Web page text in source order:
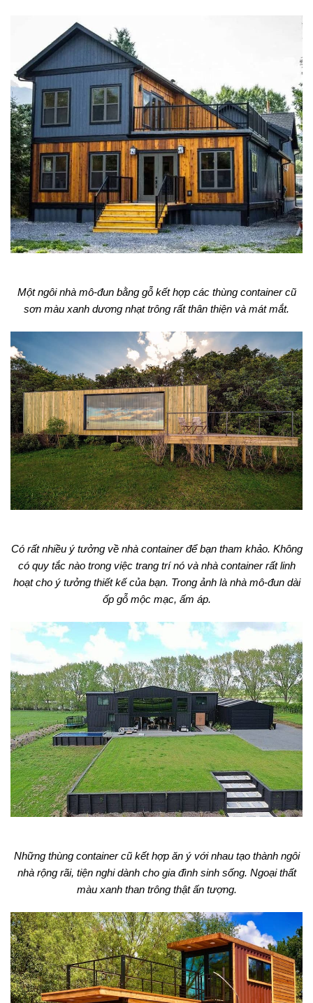
Một ngôi nhà mô-đun bằng gỗ kết hợp các thùng container cũ
sơn màu xanh dương nhạt trông rất thân thiện và mát mắt.
Có rất nhiều ý tưởng về nhà container để bạn tham khảo. Không
có quy tắc nào trong việc trang trí nó và nhà container rất linh
hoạt cho ý tưởng thiết kế của bạn. Trong ảnh là nhà mô-đun dài
ốp gỗ mộc mạc, ấm áp.
Những thùng container cũ kết hợp ăn ý với nhau tạo thành ngôi
nhà rộng rãi, tiện nghi dành cho gia đình sinh sống. Ngoại thất
màu xanh than trông thật ấn tượng.